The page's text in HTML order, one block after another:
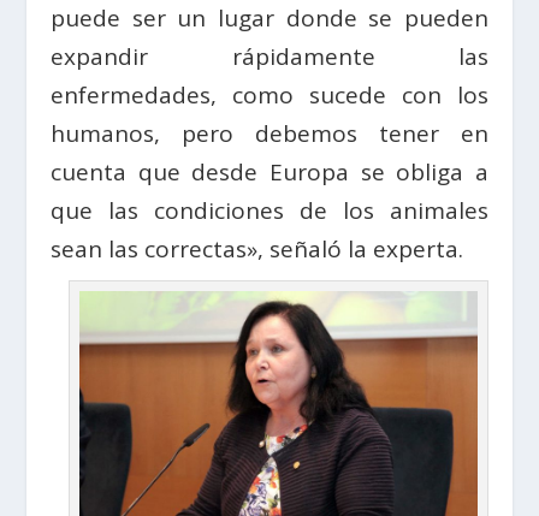
puede ser un lugar donde se pueden
expandir rápidamente las
enfermedades, como sucede con los
humanos, pero debemos tener en
cuenta que desde Europa se obliga a
que las condiciones de los animales
sean las correctas», señaló la experta.